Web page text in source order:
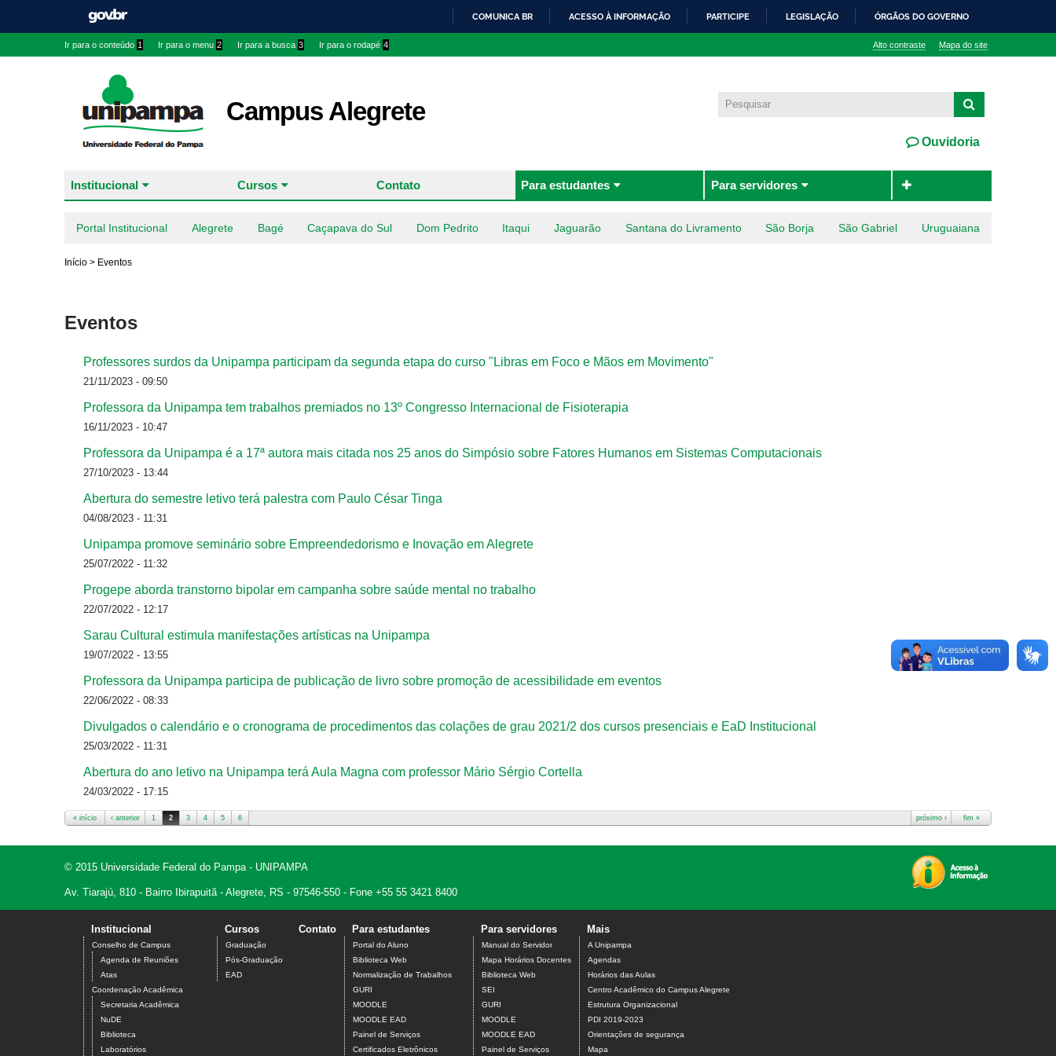
COMUNICA BR ACESSO À INFORMAÇÃO PARTICIPE LEGISLAÇÃO ÓRGÃOS DO GOVERNO
Ir para o conteúdo 1 Ir para o menu 2 Ir para a busca 3 Ir para o rodapé 4 Alto contraste Mapa do site
Campus Alegrete
Ouvidoria
Institucional Cursos Contato Para estudantes Para servidores
Portal Institucional Alegrete Bagé Caçapava do Sul Dom Pedrito Itaqui Jaguarão Santana do Livramento São Borja São Gabriel Uruguaiana
Início > Eventos
Eventos
Professores surdos da Unipampa participam da segunda etapa do curso "Libras em Foco e Mãos em Movimento"
21/11/2023 - 09:50
Professora da Unipampa tem trabalhos premiados no 13º Congresso Internacional de Fisioterapia
16/11/2023 - 10:47
Professora da Unipampa é a 17ª autora mais citada nos 25 anos do Simpósio sobre Fatores Humanos em Sistemas Computacionais
27/10/2023 - 13:44
Abertura do semestre letivo terá palestra com Paulo César Tinga
04/08/2023 - 11:31
Unipampa promove seminário sobre Empreendedorismo e Inovação em Alegrete
25/07/2022 - 11:32
Progepe aborda transtorno bipolar em campanha sobre saúde mental no trabalho
22/07/2022 - 12:17
Sarau Cultural estimula manifestações artísticas na Unipampa
19/07/2022 - 13:55
Professora da Unipampa participa de publicação de livro sobre promoção de acessibilidade em eventos
22/06/2022 - 08:33
Divulgados o calendário e o cronograma de procedimentos das colações de grau 2021/2 dos cursos presenciais e EaD Institucional
25/03/2022 - 11:31
Abertura do ano letivo na Unipampa terá Aula Magna com professor Mário Sérgio Cortella
24/03/2022 - 17:15
« início ‹ anterior 1 2 3 4 5 6 próximo › fim »
© 2015 Universidade Federal do Pampa - UNIPAMPA
Av. Tiarajú, 810 - Bairro Ibirapuitã - Alegrete, RS - 97546-550 - Fone +55 55 3421 8400
Institucional
Conselho de Campus
Agenda de Reuniões
Atas
Coordenação Acadêmica
Secretaria Acadêmica
NuDE
Biblioteca
Laboratórios
Cursos
Graduação
Pós-Graduação
EAD
Contato Para estudantes
Portal do Aluno
Biblioteca Web
Normalização de Trabalhos
GURI
MOODLE
MOODLE EAD
Painel de Serviços
Certificados Eletrônicos
Para servidores
Manual do Servidor
Mapa Horários Docentes
Biblioteca Web
SEI
GURI
MOODLE
MOODLE EAD
Painel de Serviços
Mais
A Unipampa
Agendas
Horários das Aulas
Centro Acadêmico do Campus Alegrete
Estrutura Organizacional
PDI 2019-2023
Orientações de segurança
Mapa